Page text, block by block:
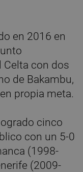
en 2016 en
Celta con dos
de Bakambu,
propia meta.
cinco
con un 5-0
(1998-
(2009-